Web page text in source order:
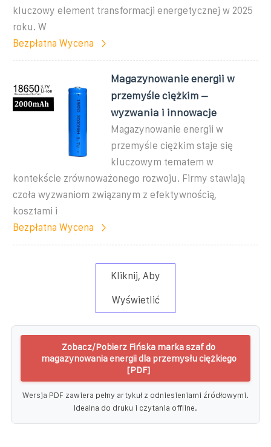
kluczowy element transformacji energetycznej w 2025
roku. W
Bezpłatna Wycena
Magazynowanie energii w
przemyśle ciężkim –
wyzwania i innowacje
Magazynowanie energii w
przemyśle ciężkim staje się
kluczowym tematem w
kontekście zrównoważonego rozwoju. Firmy stawiają
czoła wyzwaniom związanym z efektywnością,
kosztami i
Bezpłatna Wycena
Kliknij, Aby
Wyświetlić
Zobacz/Pobierz Fińska marka szaf do
magazynowania energii dla przemysłu ciężkiego
[PDF]
Wersja PDF zawiera pełny artykuł z odniesieniami źródłowymi.
Idealna do druku i czytania offline.